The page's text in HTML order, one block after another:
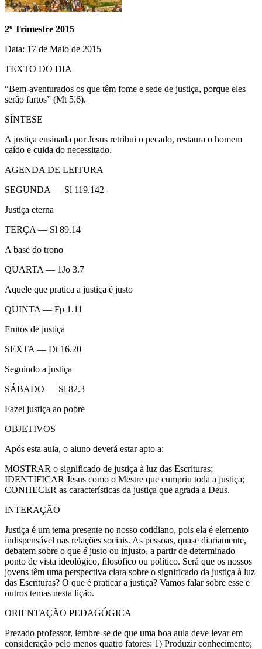
2º Trimestre 2015
Data: 17 de Maio de 2015
TEXTO DO DIA
“Bem-aventurados os que têm fome e sede de justiça, porque eles
serão fartos” (Mt 5.6).
SÍNTESE
A justiça ensinada por Jesus retribui o pecado, restaura o homem
caído e cuida do necessitado.
AGENDA DE LEITURA
SEGUNDA — Sl 119.142
Justiça eterna
TERÇA — Sl 89.14
A base do trono
QUARTA — 1Jo 3.7
Aquele que pratica a justiça é justo
QUINTA — Fp 1.11
Frutos de justiça
SEXTA — Dt 16.20
Seguindo a justiça
SÁBADO — Sl 82.3
Fazei justiça ao pobre
OBJETIVOS
Após esta aula, o aluno deverá estar apto a:
MOSTRAR o significado de justiça à luz das Escrituras;
IDENTIFICAR Jesus como o Mestre que cumpriu toda a justiça;
CONHECER as características da justiça que agrada a Deus.
INTERAÇÃO
Justiça é um tema presente no nosso cotidiano, pois ela é elemento
indispensável nas relações sociais. As pessoas, quase diariamente,
debatem sobre o que é justo ou injusto, a partir de determinado
ponto de vista ideológico, filosófico ou político. Será que os nossos
jovens têm uma perspectiva clara sobre o significado da justiça à luz
das Escrituras? O que é praticar a justiça? Vamos falar sobre esse e
outros temas nesta lição.
ORIENTAÇÃO PEDAGÓGICA
Prezado professor, lembre-se de que uma boa aula deve levar em
consideração pelo menos quatro fatores: 1) Produzir conhecimento;